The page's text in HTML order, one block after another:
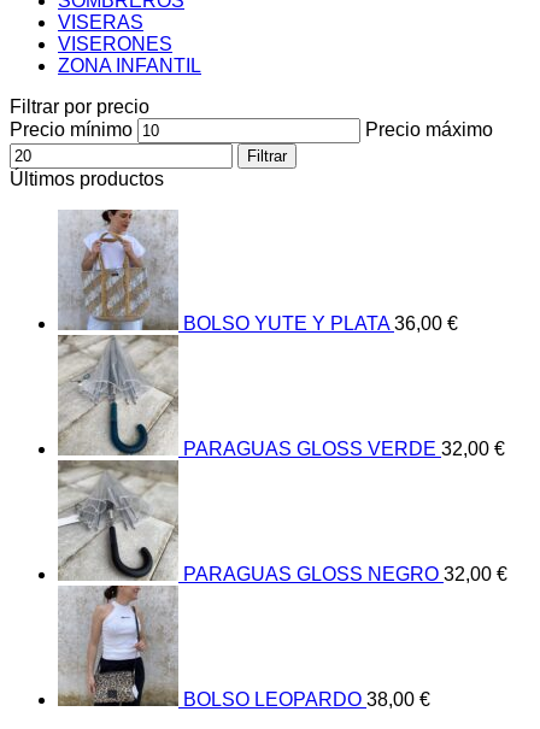
VISERAS
VISERONES
ZONA INFANTIL
Filtrar por precio
Precio mínimo
Precio máximo
Filtrar
Últimos productos
BOLSO YUTE Y PLATA 36,00 €
PARAGUAS GLOSS VERDE 32,00 €
PARAGUAS GLOSS NEGRO 32,00 €
BOLSO LEOPARDO 38,00 €